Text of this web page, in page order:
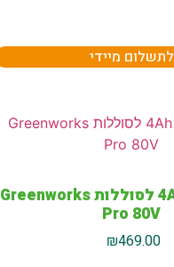
לתשלום מיידי
מטען מהיר 4Ah לסוללות Greenworks
Pro 80V
₪469.00